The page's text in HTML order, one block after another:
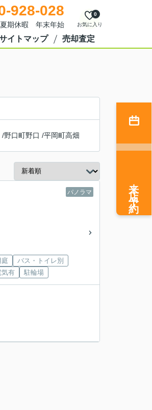
928-028
期休暇 年末年始 お気に入り
0
イトマップ 売却査定
/野口町野口 /平岡町高畑
パノラマ
庭
バス・トイレ別
気有 駐輪場
来店予約